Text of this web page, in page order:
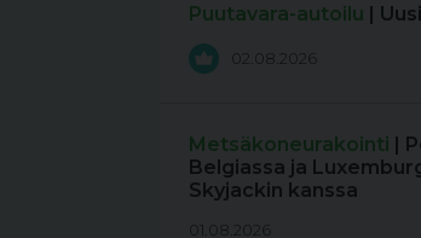
Puutavara-autoilu |
02.08.2026
Metsäkoneurakointi |
Belgiassa ja
Skyjackin kanssa
01.08.2026